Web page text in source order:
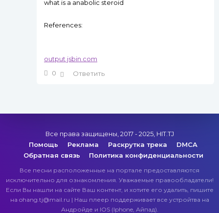
what is a anabolic steroid
References:
output.jsbin.com
0
Ответить
Все права защищены, 2017 - 2025, HIT.TJ
Помощь
Реклама Раскрутка трека
DMCA
Обратная связь
Политика конфиденциальности
Все песни расположенные на портале предоставляются
исключительно для ознакомления. Уважаемые правообладатели!
Если Вы нашли на сайте Ваш контент, и хотите его удалить, пишите
на ohang.tj@mail.ru | Наш плеер поддерживает все устройтва на
Андройде и IOS (Iphone, Айпад).